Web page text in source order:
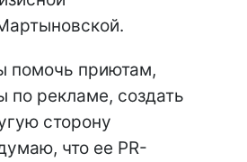
помочь приютам,
по рекламе, создать
сторону
что ее PR-